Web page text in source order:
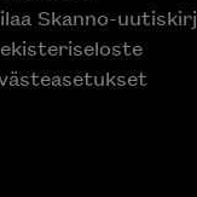
Skanno-uutiskirje